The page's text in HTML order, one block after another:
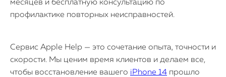
месяцев и бесплатную консультацию по
профилактике повторных неисправностей.
Сервис Apple Help — это сочетание опыта, точности и
скорости. Мы ценим время клиентов и делаем все,
чтобы восстановление вашего iPhone 14 прошло